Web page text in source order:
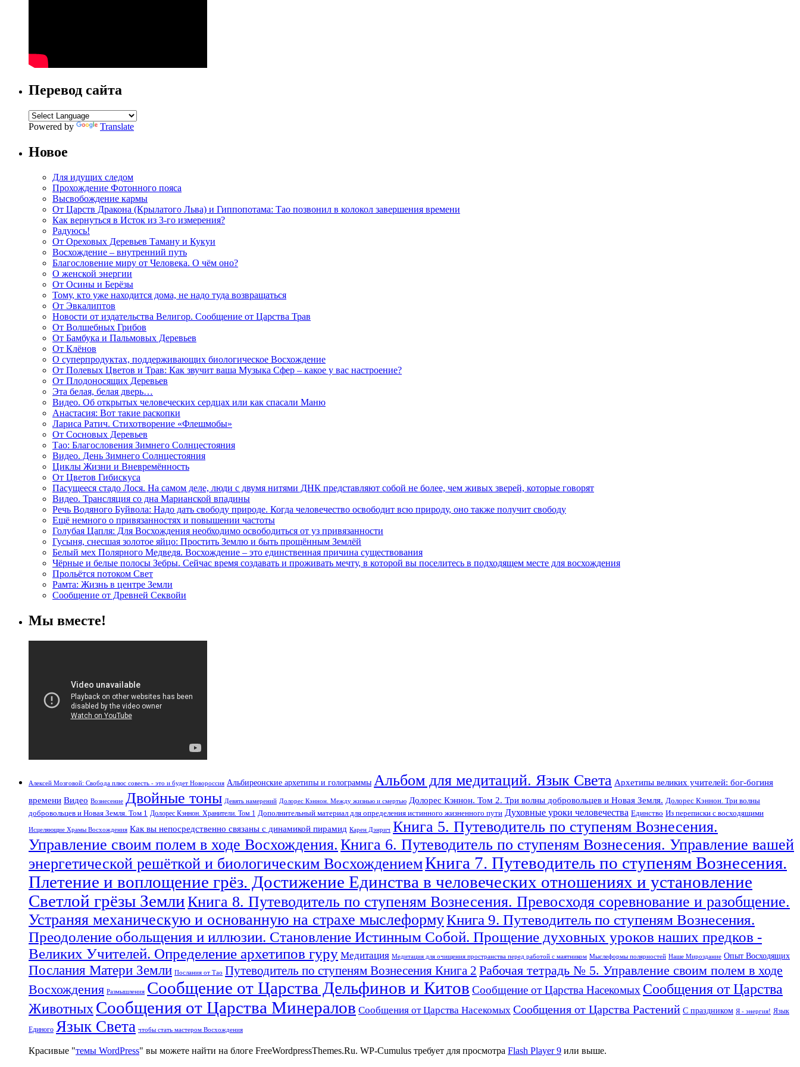
Перевод сайта
Powered by Translate
Новое
Для идущих следом
Прохождение Фотонного пояса
Высвобождение кармы
От Царств Дракона (Крылатого Льва) и Гиппопотама: Тао позвонил в колокол завершения времени
Как вернуться в Исток из 3-го измерения?
Радуюсь!
От Ореховых Деревьев Таману и Кукуи
Восхождение – внутренний путь
Благословение миру от Человека. О чём оно?
О женской энергии
От Осины и Берёзы
Тому, кто уже находится дома, не надо туда возвращаться
От Эвкалиптов
Новости от издательства Велигор. Сообщение от Царства Трав
От Волшебных Грибов
От Бамбука и Пальмовых Деревьев
От Клёнов
О суперпродуктах, поддерживающих биологическое Восхождение
От Полевых Цветов и Трав: Как звучит ваша Музыка Сфер – какое у вас настроение?
От Плодоносящих Деревьев
Эта белая, белая дверь…
Видео. Об открытых человеческих сердцах или как спасали Маню
Анастасия: Вот такие раскопки
Лариса Ратич. Стихотворение «Флешмобы»
От Сосновых Деревьев
Тао: Благословения Зимнего Солнцестояния
Видео. День Зимнего Солнцестояния
Циклы Жизни и Вневремённость
От Цветов Гибискуса
Пасущееся стадо Лося. На самом деле, люди с двумя нитями ДНК представляют собой не более, чем живых зверей, которые говорят
Видео. Трансляция со дна Марианской впадины
Речь Водяного Буйвола: Надо дать свободу природе. Когда человечество освободит всю природу, оно также получит свободу
Ещё немного о привязанностях и повышении частоты
Голубая Цапля: Для Восхождения необходимо освободиться от уз привязанности
Гусыня, снесшая золотое яйцо: Простить Землю и быть прощённым Землёй
Белый мех Полярного Медведя. Восхождение – это единственная причина существования
Чёрные и белые полосы Зебры. Сейчас время создавать и проживать мечту, в которой вы поселитесь в подходящем месте для восхождения
Прольётся потоком Свет
Рамта: Жизнь в центре Земли
Сообщение от Древней Секвойи
Мы вместе!
Алексей Мозговой: Свобода плюс совесть - это и будет Новороссия Альбиреонские архетипы и голограммы Альбом для медитаций. Язык Света Архетипы великих учителей: бог-богиня
времени Видео Вознесение Двойные тоны Девять намерений Долорес Кэннон. Между жизнью и смертью Долорес Кэннон. Том 2. Три волны добровольцев и Новая Земля. Долорес Кэннон. Три волны
добровольцев и Новая Земля. Том 1 Долорес Кэннон. Хранители. Том 1 Дополнительный материал для определения истинного жизненного пути Духовные уроки человечества Единство Из переписки с восходящими
Исцеляющие Храмы Восхождения Как вы непосредственно связаны с динамикой пирамид Карен Дэнрич Книга 5. Путеводитель по ступеням Вознесения.
Управление своим полем в ходе Восхождения. Книга 6. Путеводитель по ступеням Вознесения. Управление вашей
энергетической решёткой и биологическим ВосхождениемКнига 7. Путеводитель по ступеням Вознесения.
Плетение и воплощение грёз. Достижение Единства в человеческих отношениях и установление
Светлой грёзы ЗемлиКнига 8. Путеводитель по ступеням Вознесения. Превосходя соревнование и разобщение.
Устраняя механическую и основанную на страхе мыслеформуКнига 9. Путеводитель по ступеням Вознесения.
Преодоление обольщения и иллюзии. Становление Истинным Собой. Прощение духовных уроков наших предков -
Великих Учителей. Определение архетипов гуру Медитация Медитация для очищения пространства перед работой с маятником Мыслеформы полярностей Наше Мироздание Опыт Восходящих
Послания Матери Земли Послания от Тао Путеводитель по ступеням Вознесения Книга 2 Рабочая тетрадь № 5. Управление своим полем в ходе
Восхождения Размышления Сообщение от Царства Дельфинов и Китов Сообщение от Царства Насекомых Сообщения от Царства
Животных Сообщения от Царства Минералов Сообщения от Царства Насекомых Сообщения от Царства Растений С праздником Я - энергия! Язык
Единого Язык Света чтобы стать мастером Восхождения
Красивые "темы WordPress" вы можете найти на блоге FreeWordpressThemes.Ru. WP-Cumulus требует для просмотра Flash Player 9 или выше.